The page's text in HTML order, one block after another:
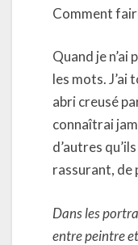
Comment
Quand je n’ai
les mots. J’ai
abri creusé
connaîtrai
d’autres
rassurant, de
Dans les
entre peintre